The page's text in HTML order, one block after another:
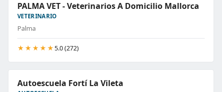
PALMA VET - Veterinarios A Domicilio Mallorca
VETERINARIO
Palma
★★★★★ 5.0 (272)
Autoescuela Fortí La Vileta